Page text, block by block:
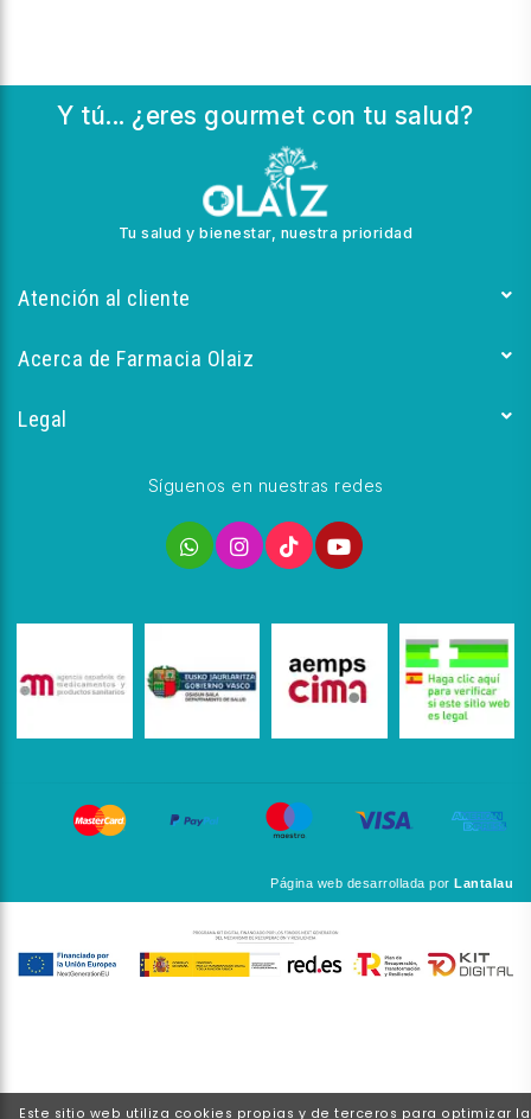
Y tú... ¿eres gourmet con tu salud?
Tu salud y bienestar, nuestra prioridad
Atención al cliente
Acerca de Farmacia Olaiz
Legal
Síguenos en nuestras redes
Página web desarrollada por Lantalau
Este sitio web utiliza cookies propias y de terceros para optimizar la